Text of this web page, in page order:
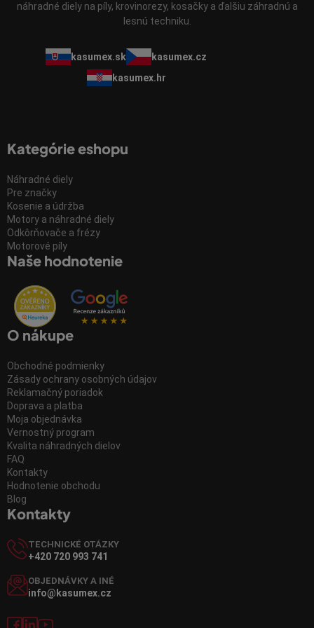
náhradné diely na píly, krovinorezy, kosačky a ďalšiu záhradnú a
lesnú techniku.
kasumex.sk
kasumex.cz
kasumex.hr
Kategórie eshopu
Náhradné diely
Pre značky
Kosenie a údržba
Motory a náhradné diely
Odkôrňovače a frézy
Motorové píly
Naše hodnotenie
O nákupe
Obchodné podmienky
Zásady ochrany osobných údajov
Reklamačný poriadok
Doprava a platba
Moja objednávka
Vernostný program
Kvalita náhradných dielov
FAQ
Kontakty
Hodnotenie obchodu
Blog
Kontakty
TECHNICKÉ OTÁZKY
+420 720 993 741
OBJEDNÁVKY A INÉ
info@kasumex.cz